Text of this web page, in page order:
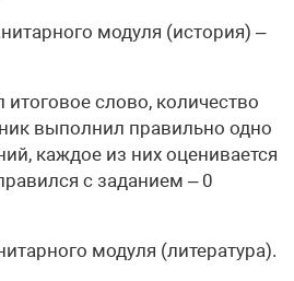
модуля (история) –
итоговое слово, количество
выполнил правильно одно
каждое из них оценивается
с заданием – 0
модуля (литература).